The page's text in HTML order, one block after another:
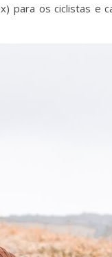
para os ciclistas e